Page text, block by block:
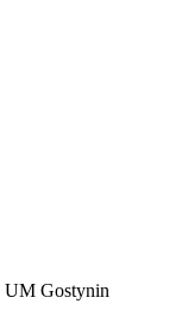
UM Gostynin